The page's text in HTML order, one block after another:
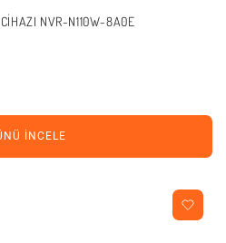
NVR-N110W-8A0E
İNCELE